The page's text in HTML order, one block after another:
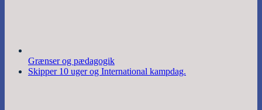
Grænser og pædagogik
Skipper 10 uger og International kampdag.